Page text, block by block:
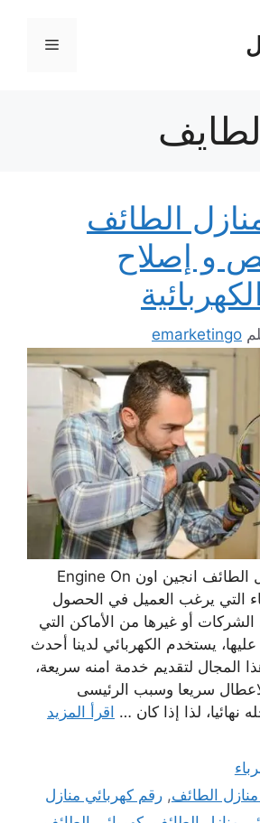
القائمة
الطائف
فحص و إصلاح
emarketingo
يقدم كهربائي منازل الطائف انجين اون Engine On
التي يرغب العميل في الحصول
الشركات أو غيرها من الأماكن التي
يستخدم الكهربائي لدينا أحدث
المجال لتقديم خدمة امنه سريعة،
سريعا وسبب الرئيسى
لذا إذا كان … اقرأ المزيد
الطائف,رقم كهربائي منازل